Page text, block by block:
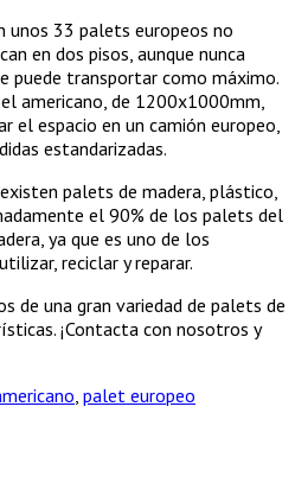
unos 33 palets europeos no
en dos pisos, aunque nunca
puede transportar como máximo.
americano, de 1200x1000mm,
el espacio en un camión europeo,
estandarizadas.
palets de madera, plástico,
el 90% de los palets del
ya que es uno de los
reciclar y reparar.
de una gran variedad de palets de
¡Contacta con nosotros y
palet europeo